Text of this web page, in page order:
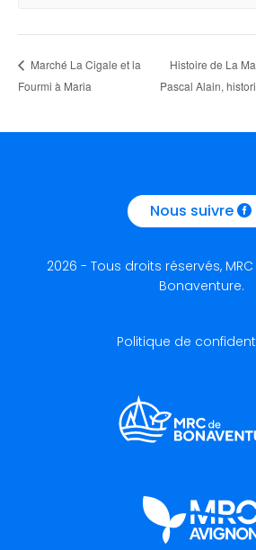
Marché La Cigale et la
Fourmi à Maria
Histoire de La
Pascal Alain,
Nous suivre
2026 - Tous droits réservés,
Bonaventure.
Politique de